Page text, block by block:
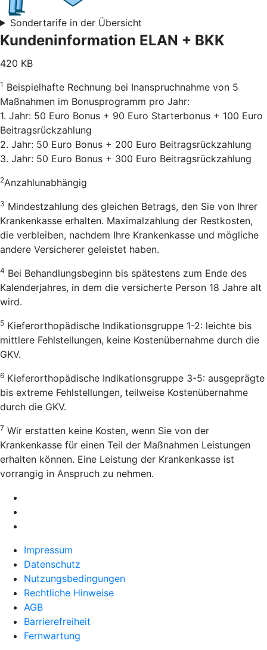
Sondertarife in der Übersicht
Kundeninformation ELAN + BKK
420 KB
1 Beispielhafte Rechnung bei Inanspruchnahme von 5
Maßnahmen im Bonusprogramm pro Jahr:
1. Jahr: 50 Euro Bonus + 90 Euro Starterbonus + 100 Euro
Beitragsrückzahlung
2. Jahr: 50 Euro Bonus + 200 Euro Beitragsrückzahlung
3. Jahr: 50 Euro Bonus + 300 Euro Beitragsrückzahlung
2Anzahlunabhängig
3 Mindestzahlung des gleichen Betrags, den Sie von Ihrer
Krankenkasse erhalten. Maximalzahlung der Restkosten,
die verbleiben, nachdem Ihre Krankenkasse und mögliche
andere Versicherer geleistet haben.
4 Bei Behandlungsbeginn bis spätestens zum Ende des
Kalenderjahres, in dem die versicherte Person 18 Jahre alt
wird.
5 Kieferorthopädische Indikationsgruppe 1-2: leichte bis
mittlere Fehlstellungen, keine Kostenübernahme durch die
GKV.
6 Kieferorthopädische Indikationsgruppe 3-5: ausgeprägte
bis extreme Fehlstellungen, teilweise Kostenübernahme
durch die GKV.
7 Wir erstatten keine Kosten, wenn Sie von der
Krankenkasse für einen Teil der Maßnahmen Leistungen
erhalten können. Eine Leistung der Krankenkasse ist
vorrangig in Anspruch zu nehmen.
Impressum
Datenschutz
Nutzungsbedingungen
Rechtliche Hinweise
AGB
Barrierefreiheit
Fernwartung